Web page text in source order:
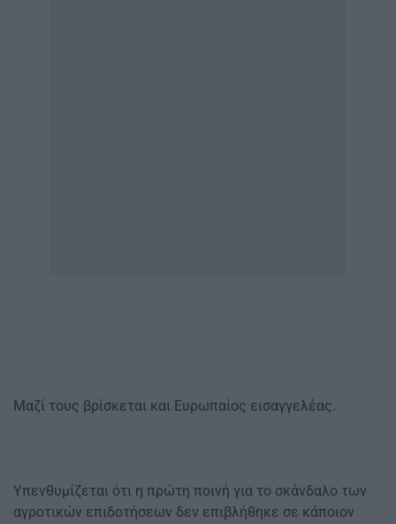
Μαζί τους βρίσκεται και Ευρωπαίος εισαγγελέας.
Υπενθυμίζεται ότι η πρώτη ποινή για το σκάνδαλο των
αγροτικών επιδοτήσεων δεν επιβλήθηκε σε κάποιον